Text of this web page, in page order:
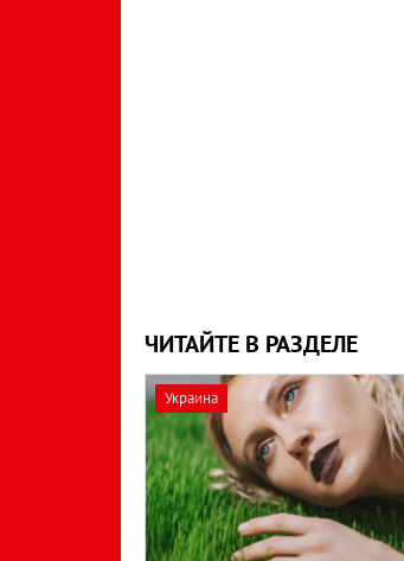
ЧИТАЙТЕ В РАЗДЕЛЕ
Украина